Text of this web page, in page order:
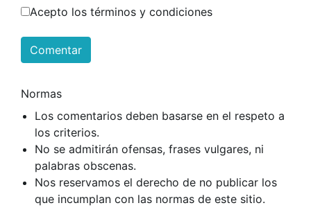
Acepto los términos y condiciones
Comentar
Normas
Los comentarios deben basarse en el respeto a
los criterios.
No se admitirán ofensas, frases vulgares, ni
palabras obscenas.
Nos reservamos el derecho de no publicar los
que incumplan con las normas de este sitio.